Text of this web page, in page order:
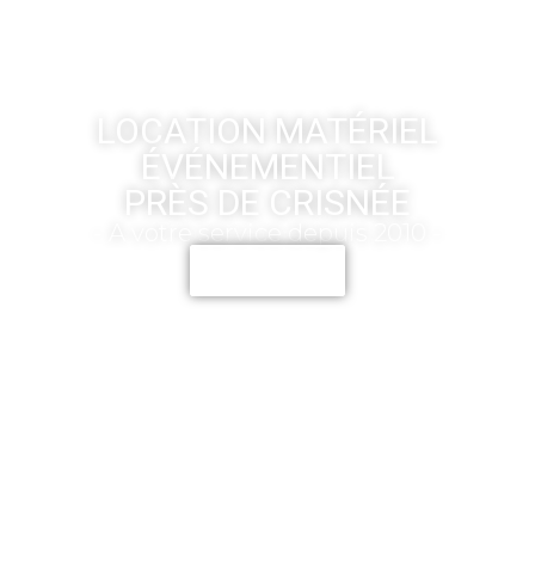
LOCATION MATÉRIEL
ÉVÉNEMENTIEL
PRÈS DE CRISNÉE
- A votre service depuis 2010 -